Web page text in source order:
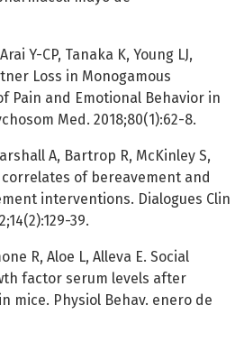
Y-CP, Tanaka K, Young LJ,
Loss in Monogamous
Pain and Emotional Behavior in
Med. 2018;80(1):62-8.
A, Bartrop R, McKinley S,
correlates of bereavement and
interventions. Dialogues Clin
39.
R, Aloe L, Alleva E. Social
factor serum levels after
mice. Physiol Behav. enero de